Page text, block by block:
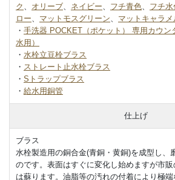
ク 、 オリーブ、 ネイビー、 フチ青色、 フチ水
ロー、 マットモスグリーン、 マットキャラメ
・ 手洗器 POCKET（ポケット） 専用カウン
水用）
・ 水栓立豆栓ブラス
・ ストレート止水栓ブラス
・ Sトラップブラス
・ 給水用銅管
仕上げ
ブラス
水栓製造用の銅合金(青銅・黄銅)を成型し、
のです。表面はすぐに変化し始めますが市
は蘇ります。油脂等の汚れの付着により極